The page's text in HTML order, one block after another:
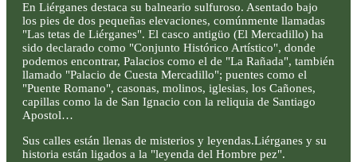
En Liérganes destaca su balneario sulfuroso. Asentado bajo
los pies de dos pequeñas elevaciones, comúnmente llamadas
"Las tetas de Liérganes". El casco antigüo (El Mercadillo) ha
sido declarado como "Conjunto Histórico Artístico", donde
podemos encontrar, Palacios como el de "La Rañada", también
llamado "Palacio de Cuesta Mercadillo"; puentes como el
"Puente Romano", casonas, molinos, iglesias, los Cañones,
capillas como la de San Ignacio con la reliquia de Santiago
Apostol…
Sus calles están llenas de misterios y leyendas.Liérganes y su
historia están ligados a la "leyenda del Hombre pez".